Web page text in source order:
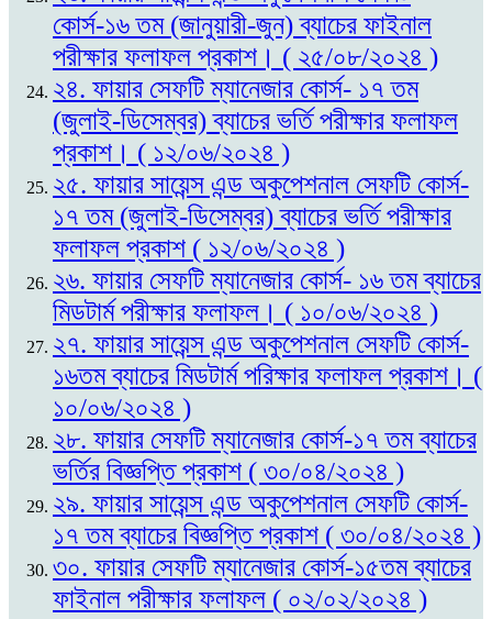
কোর্স-১৬ তম (জানুয়ারী-জুন) ব্যাচের ফাইনাল
পরীক্ষার ফলাফল প্রকাশ। ( ২৫/০৮/২০২৪ )
২৪. ফায়ার সেফটি ম্যানেজার কোর্স- ১৭ তম
(জুলাই-ডিসেম্বর) ব্যাচের ভর্তি পরীক্ষার ফলাফল
প্রকাশ। ( ১২/০৬/২০২৪ )
২৫. ফায়ার সায়েন্স এন্ড অকুপেশনাল সেফটি কোর্স-
১৭ তম (জুলাই-ডিসেম্বর) ব্যাচের ভর্তি পরীক্ষার
ফলাফল প্রকাশ ( ১২/০৬/২০২৪ )
২৬. ফায়ার সেফটি ম্যানেজার কোর্স- ১৬ তম ব্যাচের
মিডটার্ম পরীক্ষার ফলাফল। ( ১০/০৬/২০২৪ )
২৭. ফায়ার সায়েন্স এন্ড অকুপেশনাল সেফটি কোর্স-
১৬তম ব্যাচের মিডটার্ম পরিক্ষার ফলাফল প্রকাশ। (
১০/০৬/২০২৪ )
২৮. ফায়ার সেফটি ম্যানেজার কোর্স-১৭ তম ব্যাচের
ভর্তির বিজ্ঞপ্তি প্রকাশ ( ৩০/০৪/২০২৪ )
২৯. ফায়ার সায়েন্স এন্ড অকুপেশনাল সেফটি কোর্স-
১৭ তম ব্যাচের বিজ্ঞপ্তি প্রকাশ ( ৩০/০৪/২০২৪ )
৩০. ফায়ার সেফটি ম্যানেজার কোর্স-১৫তম ব্যাচের
ফাইনাল পরীক্ষার ফলাফল ( ০২/০২/২০২৪ )